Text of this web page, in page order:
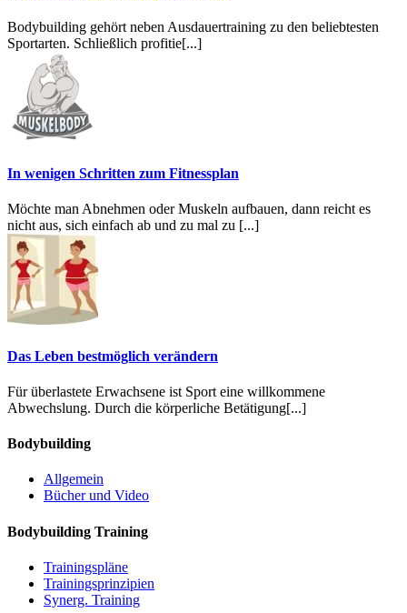
Bodybuilding gehört neben Ausdauertraining zu den beliebtesten
Sportarten. Schließlich profitie[...]
In wenigen Schritten zum Fitnessplan
Möchte man Abnehmen oder Muskeln aufbauen, dann reicht es
nicht aus, sich einfach ab und zu mal zu [...]
Das Leben bestmöglich verändern
Für überlastete Erwachsene ist Sport eine willkommene
Abwechslung. Durch die körperliche Betätigung[...]
Bodybuilding
Allgemein
Bücher und Video
Bodybuilding Training
Trainingspläne
Trainingsprinzipien
Synerg. Training